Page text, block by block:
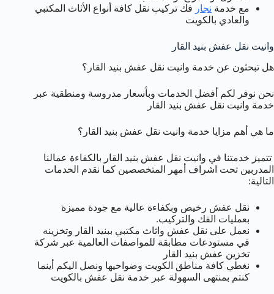
مع خدمة نجار فك تركيب نقل كافة أنواع الأثاث المكتبي
والعادي بالكويت
وانيت نقل عفش بنيد القار
هل تبحثون عن خدمة وانيت نقل عفش بنيد القار؟
نحن نوفر لكم أفضل الخدمات وبأسعار مدروسة ومنطقية عبر
خدمة وانيت نقل عفش بنيد القار
ما هي أهم مزايا خدمة وانيت نقل عفش بنيد القار؟
تتميز خدمتنا في وانيت نقل عفش بنيد القار بالكفاءة عمالنا
المدربين تحت اشراف أمهر المتخصصين كما نقدم الخدمات
التالية:
نقل عفش رخيص وبكفاءة عالية مع جودة مميزة
بعمليات الفك والتركيب.
نعمل على نقل عفش واثاث مكتبي ببنيد القار وتخزينه
في مستودعات مطابقة للمواصفات العالمية عبر شركة
تخزين عفش بنيد القار
نغطي كافة مناطق الكويت وضواحيها ونصل اليكم أينما
كنتم بمنتهى السهولة عبر خدمة نقل عفش بالكويت